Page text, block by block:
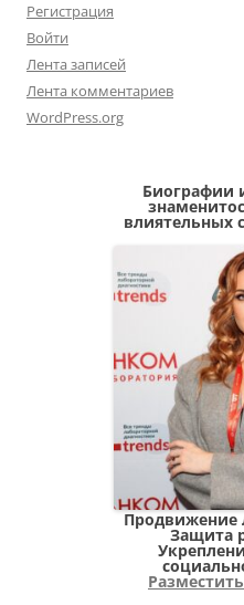
Регистрация
Войти
Лента записей
Лента комментариев
WordPress.org
Биографии
влиятельных
Продвижение
Защита